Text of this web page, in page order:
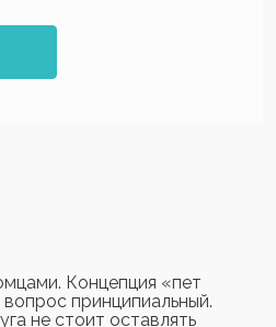
Концепция «пет
принципиальный.
не стоит оставлять